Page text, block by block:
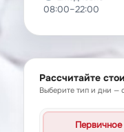
08:00–22:00
Рассчитайте
Выберите тип и дни —
Первичное